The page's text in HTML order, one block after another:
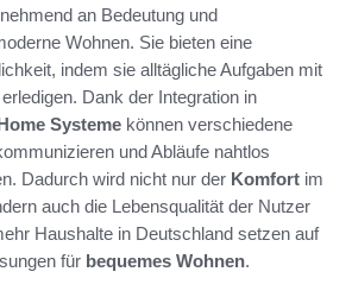
an Bedeutung und
Wohnen. Sie bieten eine
indem sie alltägliche Aufgaben mit
Dank der Integration in
Systeme können verschiedene
und Abläufe nahtlos
Dadurch wird nicht nur der Komfort im
auch die Lebensqualität der Nutzer
Haushalte in Deutschland setzen auf
für bequemes Wohnen.